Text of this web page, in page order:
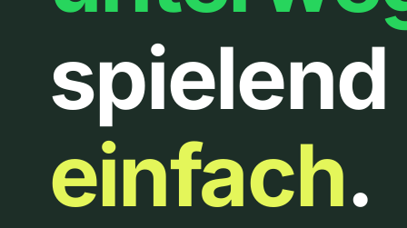
spielend
einfach.